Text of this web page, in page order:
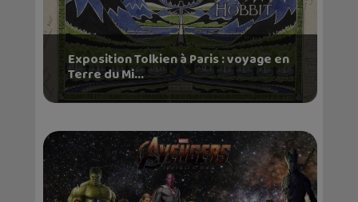
Exposition Tolkien à Paris : voyage en
Terre du Mi...